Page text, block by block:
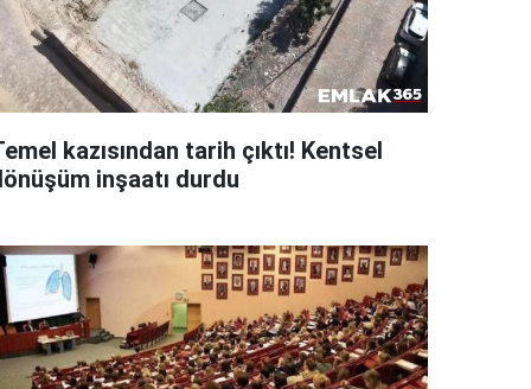
kazısından tarih çıktı! Kentsel
inşaatı durdu